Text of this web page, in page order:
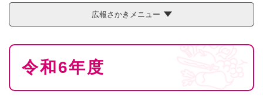
広報さかきメニュー
本
令和6年度